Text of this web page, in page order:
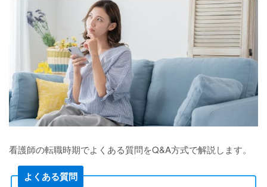
看護師の転職時期でよくある質問をQ&A方式で解説します。
よくある質問